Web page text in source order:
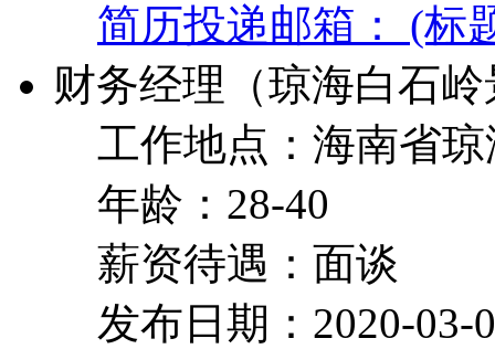
简历投递邮箱： (标
财务经理（琼海白石
工作地点：海南省
年龄：28-40
薪资待遇：面谈
发布日期：2020-03-